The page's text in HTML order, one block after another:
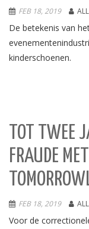
FEB 18, 2019
De betekenis van
kinderschoenen.
TOT TWEE
FRAUDE
FEB 18, 2019
Voor de